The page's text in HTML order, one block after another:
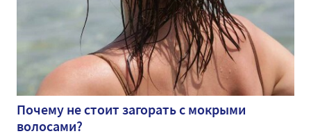
Почему не стоит загорать с мокрыми
волосами?